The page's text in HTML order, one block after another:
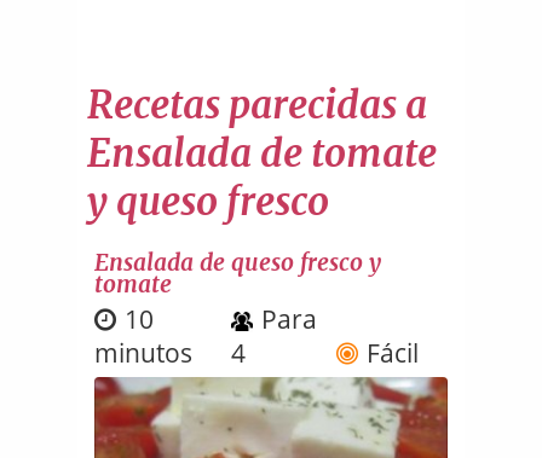
Recetas parecidas a
Ensalada de tomate
y queso fresco
Ensalada de queso fresco y
tomate
10
minutos
Para
4
Fácil